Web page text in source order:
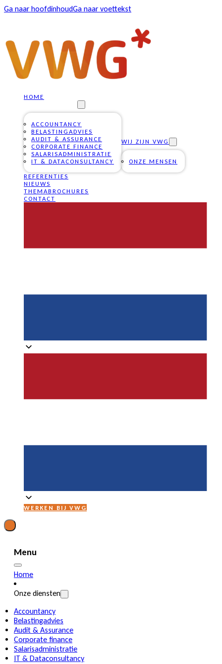
Ga naar hoofdinhoudGa naar voettekst
HOME
ACCOUNTANCY
BELASTINGADVIES
AUDIT & ASSURANCE
CORPORATE FINANCE
SALARISADMINISTRATIE
IT & DATACONSULTANCY
WIJ ZIJN VWG
ONZE MENSEN
REFERENTIES
NIEUWS
THEMABROCHURES
CONTACT
WERKEN BIJ VWG
Menu
Home
Onze diensten
Accountancy
Belastingadvies
Audit & Assurance
Corporate finance
Salarisadministratie
IT & Dataconsultancy